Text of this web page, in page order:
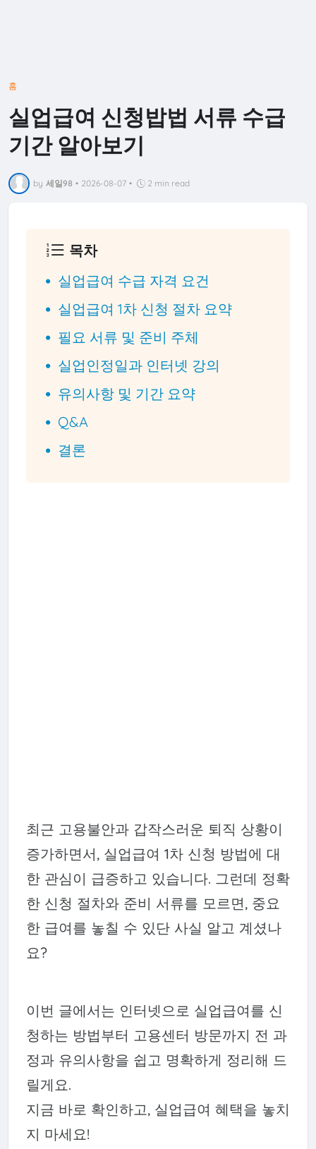
홈
실업급여 신청밥법 서류 수급
기간 알아보기
by 세일98 • 2026-08-07 • 2 min read
목차
실업급여 수급 자격 요건
실업급여 1차 신청 절차 요약
필요 서류 및 준비 주체
실업인정일과 인터넷 강의
유의사항 및 기간 요약
Q&A
결론
최근 고용불안과 갑작스러운 퇴직 상황이
증가하면서, 실업급여 1차 신청 방법에 대
한 관심이 급증하고 있습니다. 그런데 정확
한 신청 절차와 준비 서류를 모르면, 중요
한 급여를 놓칠 수 있단 사실 알고 계셨나
요?
이번 글에서는 인터넷으로 실업급여를 신
청하는 방법부터 고용센터 방문까지 전 과
정과 유의사항을 쉽고 명확하게 정리해 드
릴게요.
지금 바로 확인하고, 실업급여 혜택을 놓치
지 마세요!